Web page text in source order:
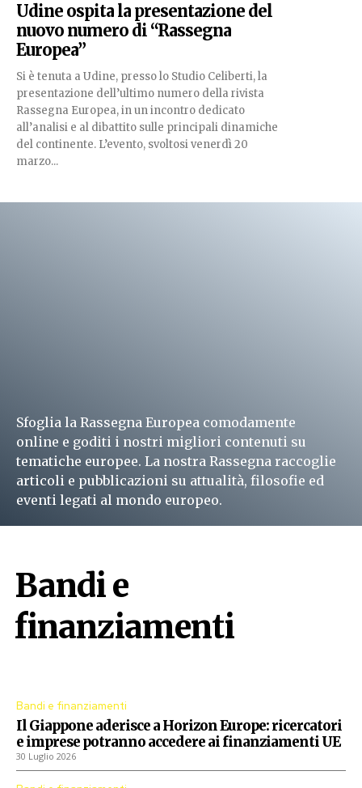
Udine ospita la presentazione del
nuovo numero di “Rassegna
Europea”
Si è tenuta a Udine, presso lo Studio Celiberti, la
presentazione dell’ultimo numero della rivista
Rassegna Europea, in un incontro dedicato
all’analisi e al dibattito sulle principali dinamiche
del continente. L’evento, svoltosi venerdì 20
marzo...
Sfoglia la Rassegna Europea comodamente
online e goditi i nostri migliori contenuti su
tematiche europee. La nostra Rassegna raccoglie
articoli e pubblicazioni su attualità, filosofie ed
eventi legati al mondo europeo.
Bandi e
finanziamenti
Bandi e finanziamenti
Il Giappone aderisce a Horizon Europe: ricercatori
e imprese potranno accedere ai finanziamenti UE
30 Luglio 2026